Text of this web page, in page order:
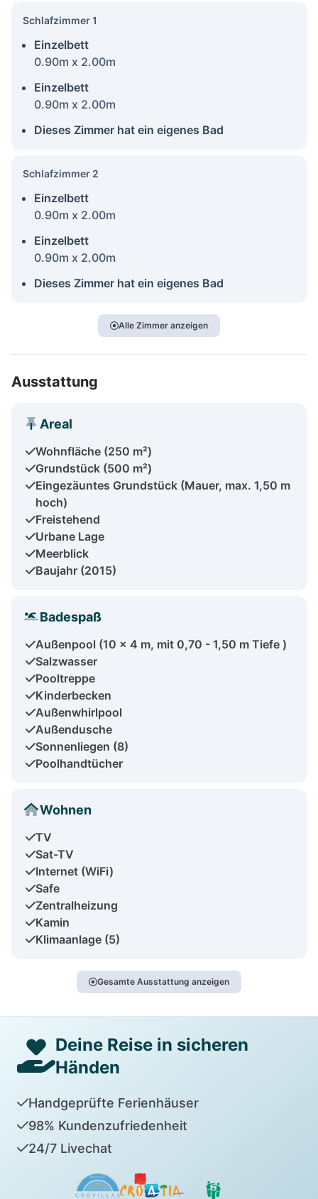
Schlafzimmer 1
Einzelbett
0.90m x 2.00m
Einzelbett
0.90m x 2.00m
Dieses Zimmer hat ein eigenes Bad
Schlafzimmer 2
Einzelbett
0.90m x 2.00m
Einzelbett
0.90m x 2.00m
Dieses Zimmer hat ein eigenes Bad
Alle Zimmer anzeigen
Ausstattung
Areal
Wohnfläche (250 m²)
Grundstück (500 m²)
Eingezäuntes Grundstück (Mauer, max. 1,50 m
hoch)
Freistehend
Urbane Lage
Meerblick
Baujahr (2015)
Badespaß
Außenpool (10 x 4 m, mit 0,70 - 1,50 m Tiefe )
Salzwasser
Pooltreppe
Kinderbecken
Außenwhirlpool
Außendusche
Sonnenliegen (8)
Poolhandtücher
Wohnen
TV
Sat-TV
Internet (WiFi)
Safe
Zentralheizung
Kamin
Klimaanlage (5)
Gesamte Ausstattung anzeigen
Deine Reise in sicheren
Händen
Handgeprüfte Ferienhäuser
98% Kundenzufriedenheit
24/7 Livechat